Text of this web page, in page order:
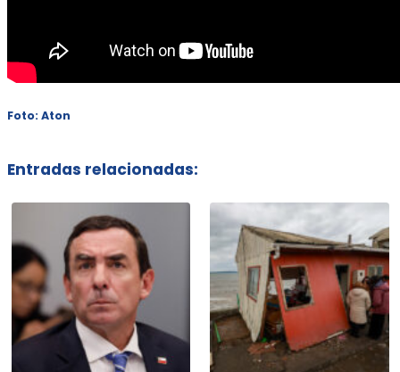
Foto: Aton
Entradas relacionadas: